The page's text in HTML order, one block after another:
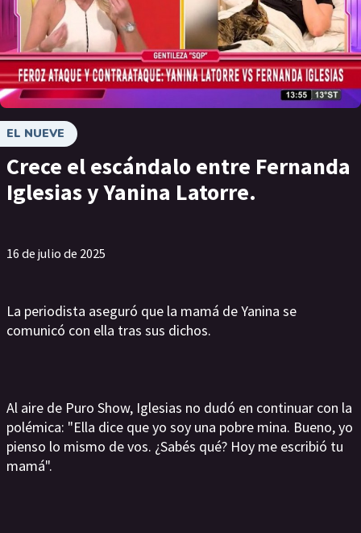
EL NUEVE
Crece el escándalo entre Fernanda
Iglesias y Yanina Latorre.
16 de julio de 2025
La periodista aseguró que la mamá de Yanina se
comunicó con ella tras sus dichos.
Al aire de Puro Show, Iglesias no dudó en continuar con la
polémica: "Ella dice que yo soy una pobre mina. Bueno, yo
pienso lo mismo de vos. ¿Sabés qué? Hoy me escribió tu
mamá".